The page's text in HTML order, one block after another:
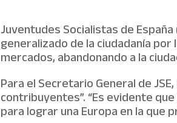
Juventudes Socialistas de
generalizado de la ciudadanía
mercados, abandonando a la
Para el Secretario General de
contribuyentes”. “Es evidente
para lograr una Europa en la que